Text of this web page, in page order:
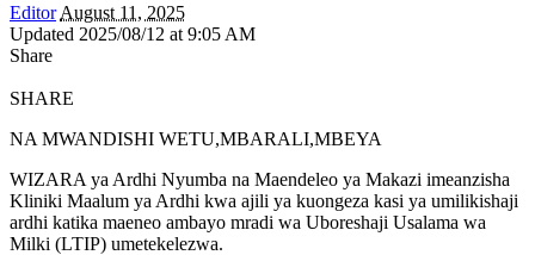
Editor August 11, 2025
Updated 2025/08/12 at 9:05 AM
Share
SHARE
NA MWANDISHI WETU,MBARALI,MBEYA
WIZARA ya Ardhi Nyumba na Maendeleo ya Makazi imeanzisha
Kliniki Maalum ya Ardhi kwa ajili ya kuongeza kasi ya umilikishaji
ardhi katika maeneo ambayo mradi wa Uboreshaji Usalama wa
Milki (LTIP) umetekelezwa.